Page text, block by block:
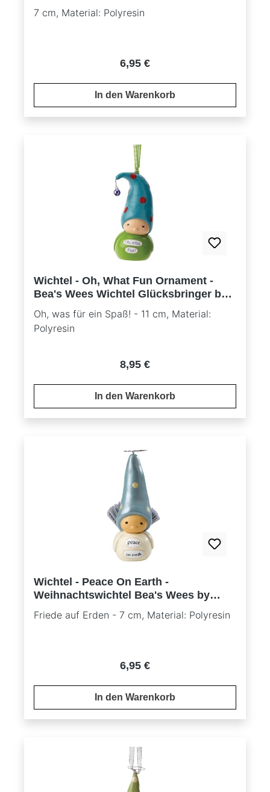
7 cm, Material: Polyresin
Regulärer Preis:
6,95 €
In den Warenkorb
Wichtel - Oh, What Fun Ornament -
Bea's Wees Wichtel Glücksbringer by
Natalie Kibbe
Oh, was für ein Spaß! - 11 cm, Material:
Polyresin
Regulärer Preis:
8,95 €
In den Warenkorb
Wichtel - Peace On Earth -
Weihnachtswichtel Bea's Wees by
Natalie Kibbe
Friede auf Erden - 7 cm, Material: Polyresin
Regulärer Preis:
6,95 €
In den Warenkorb